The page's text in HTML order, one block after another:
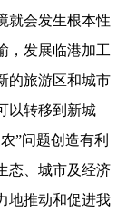
就会发生根本性
，发展临港加工
的旅游区和城市
以转移到新城
”问题创造有利
态、城市及经济
地推动和促进我